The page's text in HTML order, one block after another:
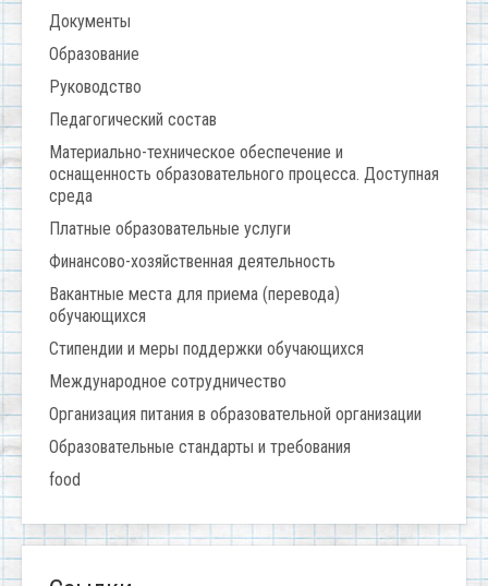
Документы
Образование
Руководство
Педагогический состав
Материально-техническое обеспечение и
оснащенность образовательного процесса. Доступная
среда
Платные образовательные услуги
Финансово-хозяйственная деятельность
Вакантные места для приема (перевода)
обучающихся
Стипендии и меры поддержки обучающихся
Международное сотрудничество
Организация питания в образовательной организации
Образовательные стандарты и требования
food